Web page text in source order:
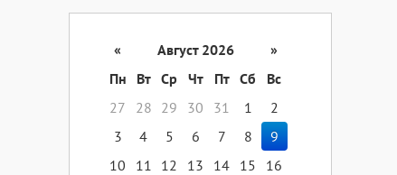
« Август 2026
»
Пн
Вт Ср Чт Пт Сб
Вс
27
28 29 30 31 1
2
3
4 5 6 7 8
9
10
11 12 13 14 15
16